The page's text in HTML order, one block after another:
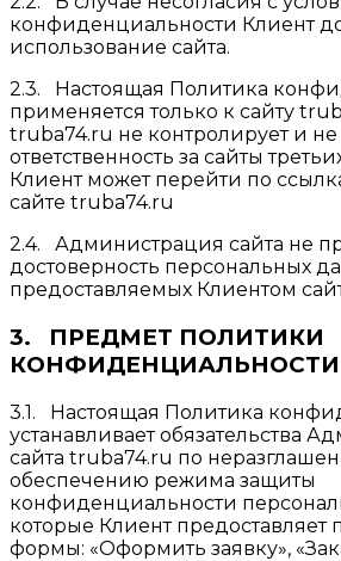
конфиденциальности Клиент
использование сайта.
2.3. Настоящая Политика
применяется только к сайту
truba74.ru не контролирует и не
ответственность за сайты
Клиент может перейти по
сайте truba74.ru
2.4. Администрация сайта не
достоверность персональных
предоставляемых Клиентом
3. ПРЕДМЕТ ПОЛИТИКИ
КОНФИДЕНЦИАЛЬНОСТИ
3.1. Настоящая Политика
устанавливает обязательства
сайта truba74.ru по
обеспечению режима защиты
конфиденциальности
которые Клиент предоставляет
формы: «Оформить заявку»,